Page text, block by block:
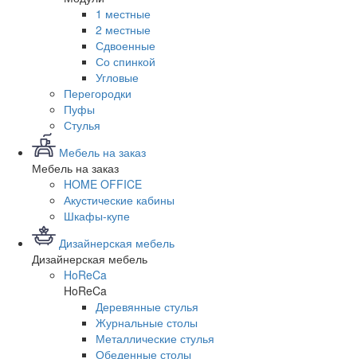
1 местные
2 местные
Сдвоенные
Со спинкой
Угловые
Перегородки
Пуфы
Стулья
Мебель на заказ
Мебель на заказ
HOME OFFICE
Акустические кабины
Шкафы-купе
Дизайнерская мебель
Дизайнерская мебель
HoReCa
HoReCa
Деревянные стулья
Журнальные столы
Металлические стулья
Обеденные столы